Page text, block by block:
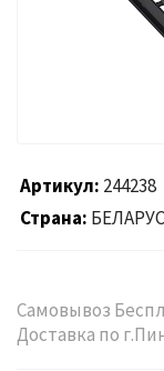
Артикул 244238
Страна
Самовывоз
Доставка по